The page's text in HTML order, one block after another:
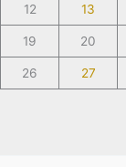
12 13
19 20
26 27